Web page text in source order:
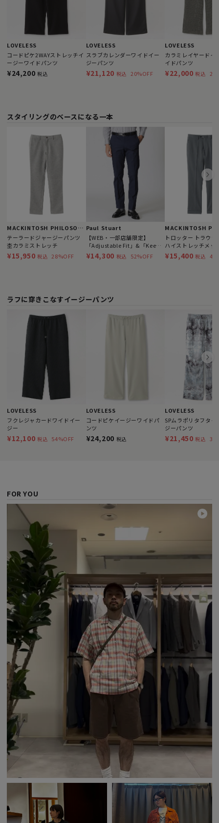
LOVELESS
コードピケ2WAYストレッチイ
ージーワイドパンツ
¥24,200 税込
LOVELESS
スラブカレンダーワイドイー
ジーパンツ
¥21,120 税込 20%OFF
LOVELESS
カラミレイヤードイ
イドパンツ
¥22,000 税込
スタイリングのベースになる一本
MACKINTOSH PHILOSOPHY
テーラードジャージーパンツ
杢カラミストレッチ
¥15,950 税込 28%OFF
Paul Stuart
【WEB・一部店舗限定】
「Adjustable Fit」&「Keep
Pressed」 コットンツイル
ドレスチノパンツ
¥14,300 税込 52%OFF
トロッター トラウ
ハイストレッチメッ
¥15,400 税込
ラフに穿きこなすイージーパンツ
LOVELESS
フクレジャカードワイドイー
ジー
¥12,100 税込 54%OFF
LOVELESS
コードピケイージーワイドパ
ンツ
¥24,200 税込
LOVELESS
SPムラポリタフタタ
ジーパンツ
¥21,450 税込
FOR YOU